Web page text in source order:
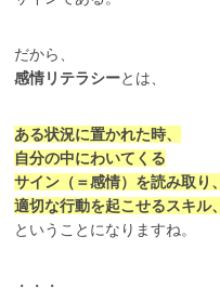
だから、
感情リテラシーとは、
ある状況に置かれた時、
自分の中にわいてくる
サイン（＝感情）を読み取り、
適切な行動を起こせるスキル、
ということになりますね。
・・・